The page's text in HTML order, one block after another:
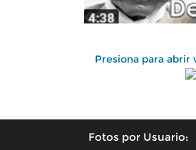
Presiona para abrir
Fotos por Usuario: